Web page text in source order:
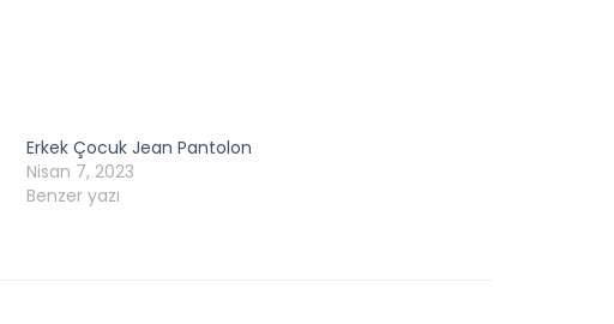
Erkek Çocuk Jean Pantolon
Nisan 7, 2023
Benzer yazı